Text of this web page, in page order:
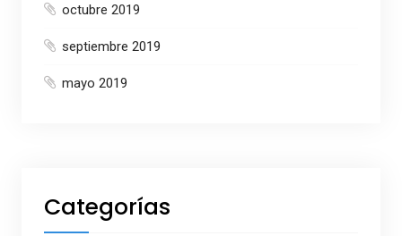
octubre 2019
septiembre 2019
mayo 2019
Categorías